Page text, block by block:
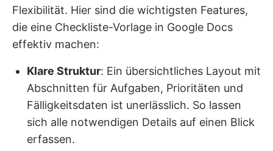
Flexibilität. Hier sind die wichtigsten Features,
die eine Checkliste-Vorlage in Google Docs
effektiv machen:
Klare Struktur: Ein übersichtliches Layout mit
Abschnitten für Aufgaben, Prioritäten und
Fälligkeitsdaten ist unerlässlich. So lassen
sich alle notwendigen Details auf einen Blick
erfassen.